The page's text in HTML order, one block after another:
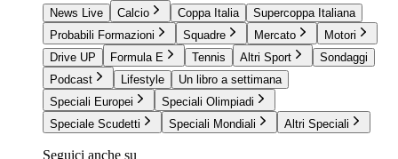
News Live
Calcio Coppa Italia
Supercoppa Italiana
Probabili Formazioni
Squadre Mercato
Motori
Drive UP
Formula E Tennis Altri Sport
Sondaggi
Podcast
Lifestyle
Un libro a settimana
Speciali Europei
Speciali Olimpiadi
Speciale Scudetti
Speciali Mondiali Altri Speciali
Seguici anche su